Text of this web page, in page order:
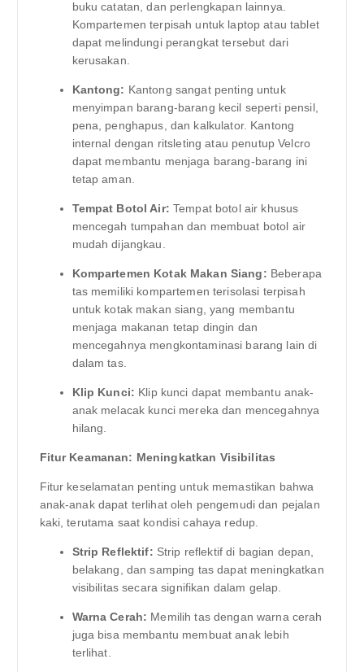
buku catatan, dan perlengkapan lainnya.
Kompartemen terpisah untuk laptop atau tablet
dapat melindungi perangkat tersebut dari
kerusakan.
Kantong: Kantong sangat penting untuk
menyimpan barang-barang kecil seperti pensil,
pena, penghapus, dan kalkulator. Kantong
internal dengan ritsleting atau penutup Velcro
dapat membantu menjaga barang-barang ini
tetap aman.
Tempat Botol Air: Tempat botol air khusus
mencegah tumpahan dan membuat botol air
mudah dijangkau.
Kompartemen Kotak Makan Siang: Beberapa
tas memiliki kompartemen terisolasi terpisah
untuk kotak makan siang, yang membantu
menjaga makanan tetap dingin dan
mencegahnya mengkontaminasi barang lain di
dalam tas.
Klip Kunci: Klip kunci dapat membantu anak-
anak melacak kunci mereka dan mencegahnya
hilang.
Fitur Keamanan: Meningkatkan Visibilitas
Fitur keselamatan penting untuk memastikan bahwa
anak-anak dapat terlihat oleh pengemudi dan pejalan
kaki, terutama saat kondisi cahaya redup.
Strip Reflektif: Strip reflektif di bagian depan,
belakang, dan samping tas dapat meningkatkan
visibilitas secara signifikan dalam gelap.
Warna Cerah: Memilih tas dengan warna cerah
juga bisa membantu membuat anak lebih
terlihat.